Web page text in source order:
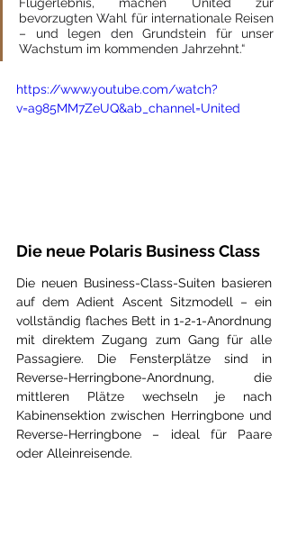
bevorzugten Wahl für internationale Reisen
– und legen den Grundstein für unser
Wachstum im kommenden Jahrzehnt.“
https://www.youtube.com/watch?
v=a985MM7ZeUQ&ab_channel=United
Die neue Polaris Business Class
Die neuen Business-Class-Suiten basieren
auf dem Adient Ascent Sitzmodell – ein
vollständig flaches Bett in 1-2-1-Anordnung
mit direktem Zugang zum Gang für alle
Passagiere. Die Fensterplätze sind in
Reverse-Herringbone-Anordnung, die
mittleren Plätze wechseln je nach
Kabinensektion zwischen Herringbone und
Reverse-Herringbone – ideal für Paare
oder Alleinreisende.